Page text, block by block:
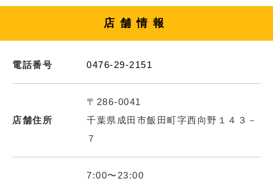
店舗情報
電話番号 0476-29-2151
店舗住所
〒286-0041
千葉県成田市飯田町字西向野１４３－
７
7:00〜23:00